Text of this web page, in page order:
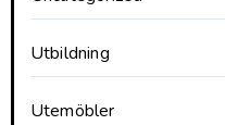
Utbildning
Utemöbler